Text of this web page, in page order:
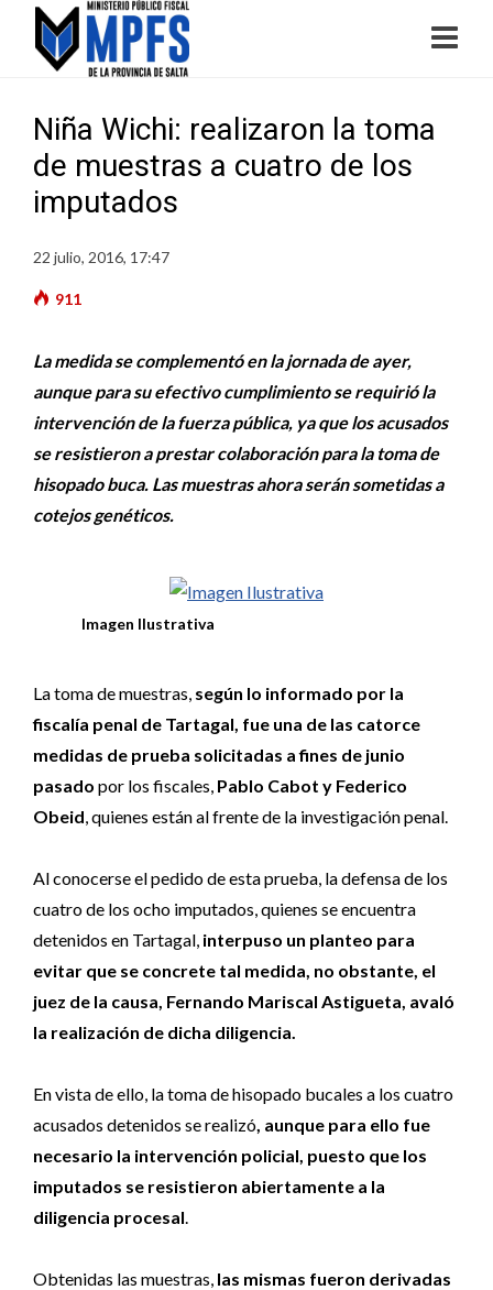
Niña Wichi: realizaron la toma
de muestras a cuatro de los
imputados
22 julio, 2016, 17:47
911
La medida se complementó en la jornada de ayer,
aunque para su efectivo cumplimiento se requirió la
intervención de la fuerza pública, ya que los acusados
se resistieron a prestar colaboración para la toma de
hisopado buca. Las muestras ahora serán sometidas a
cotejos genéticos.
Imagen Ilustrativa
La toma de muestras, según lo informado por la
fiscalía penal de Tartagal, fue una de las catorce
medidas de prueba solicitadas a fines de junio
pasado por los fiscales, Pablo Cabot y Federico
Obeid, quienes están al frente de la investigación penal.
Al conocerse el pedido de esta prueba, la defensa de los
cuatro de los ocho imputados, quienes se encuentra
detenidos en Tartagal, interpuso un planteo para
evitar que se concrete tal medida, no obstante, el
juez de la causa, Fernando Mariscal Astigueta, avaló
la realización de dicha diligencia.
En vista de ello, la toma de hisopado bucales a los cuatro
acusados detenidos se realizó, aunque para ello fue
necesario la intervención policial, puesto que los
imputados se resistieron abiertamente a la
diligencia procesal.
Obtenidas las muestras, las mismas fueron derivadas